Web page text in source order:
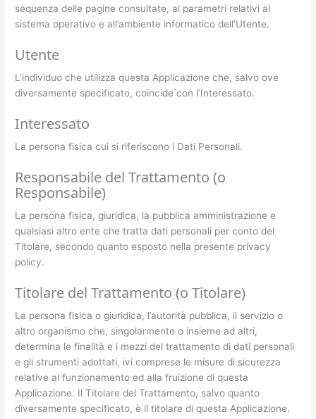
sequenza delle pagine consultate, ai parametri relativi al
sistema operativo e all’ambiente informatico dell’Utente.
Utente
L’individuo che utilizza questa Applicazione che, salvo ove
diversamente specificato, coincide con l’Interessato.
Interessato
La persona fisica cui si riferiscono i Dati Personali.
Responsabile del Trattamento (o
Responsabile)
La persona fisica, giuridica, la pubblica amministrazione e
qualsiasi altro ente che tratta dati personali per conto del
Titolare, secondo quanto esposto nella presente privacy
policy.
Titolare del Trattamento (o Titolare)
La persona fisica o giuridica, l’autorità pubblica, il servizio o
altro organismo che, singolarmente o insieme ad altri,
determina le finalità e i mezzi del trattamento di dati personali
e gli strumenti adottati, ivi comprese le misure di sicurezza
relative al funzionamento ed alla fruizione di questa
Applicazione. Il Titolare del Trattamento, salvo quanto
diversamente specificato, è il titolare di questa Applicazione.